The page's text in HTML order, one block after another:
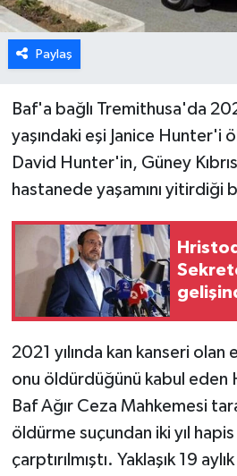
Paylaş
Baf'a bağlı Tremithusa'da
yaşındaki eşi Janice Hunter'i
David Hunter'in, Güney
hastanede yaşamını yitirdiği
2021 yılında kan kanseri olan
onu öldürdüğünü kabul eden
Baf Ağır Ceza Mahkemesi
öldürme suçundan iki yıl hapis
çarptırılmıştı. Yaklaşık 19
İÇ HABERLER
LAPTA
LEFKOŞA
MAGAZİN
Nöbetçi Eczaneler
ÖZEL HABER
SAĞLIK
SİYASET